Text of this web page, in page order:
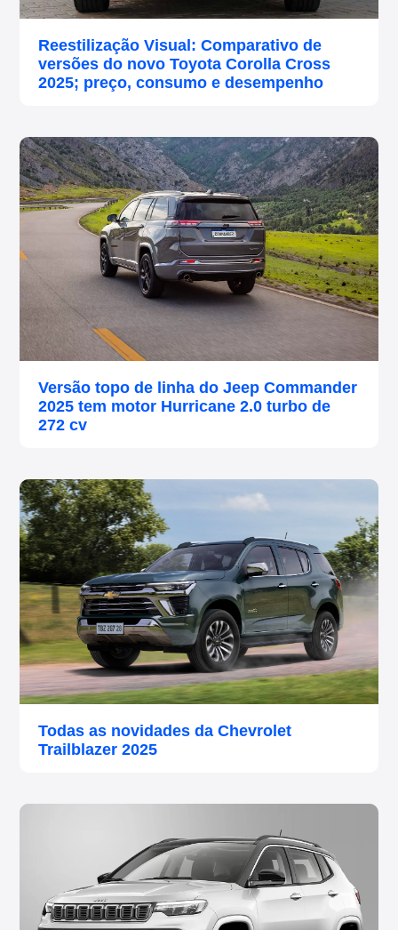
Reestilização Visual: Comparativo de
versões do novo Toyota Corolla Cross
2025; preço, consumo e desempenho
Versão topo de linha do Jeep Commander
2025 tem motor Hurricane 2.0 turbo de
272 cv
Todas as novidades da Chevrolet
Trailblazer 2025